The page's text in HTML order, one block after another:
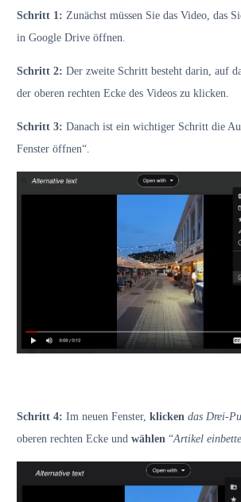
Schritt 1: Zunächst müssen Sie das Video, das
in Google Drive öffnen.
Schritt 2: Der zweite Schritt besteht darin, auf
der oberen rechten Ecke des Videos zu klicken.
Schritt 3: Danach ist ein wichtiger Schritt die
Fenster öffnen“.
Schritt 4: Im neuen Fenster, klicken das Drei-
oberen rechten Ecke und wählen “Artikel